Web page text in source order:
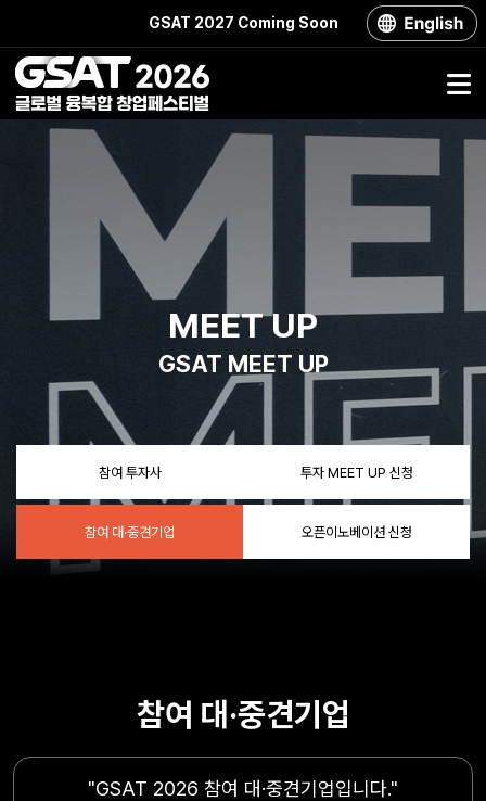
GSAT 2027 Coming Soon
MEET UP
GSAT MEET UP
참여 투자사 투자 MEET UP 신청
참여 대·중견기업 오픈이노베이션 신청
참여 대·중견기업
"GSAT 2026 참여 대·중견기업입니다."